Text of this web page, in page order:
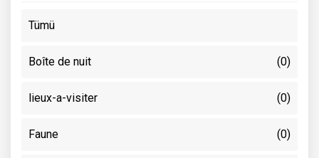
Tümü
Boîte de nuit (0)
lieux-a-visiter (0)
Faune (0)